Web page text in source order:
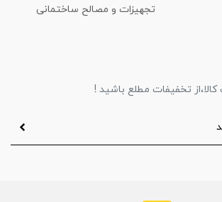
تجهیزات و مصالح ساختمانی
تخفیفات مطلع باشید !